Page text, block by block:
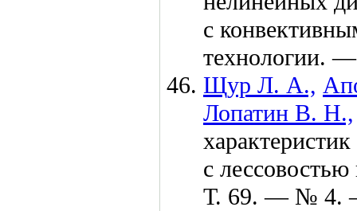
с
технологии.
Щур Л. А.,
Лопатин В. Н.,
с
Т. 69. — № 4.